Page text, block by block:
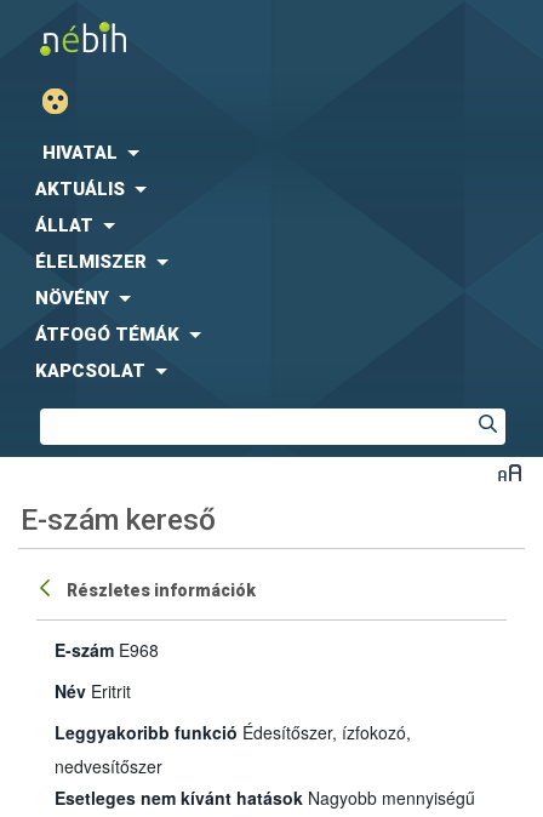
HIVATAL
AKTUÁLIS
ÁLLAT
ÉLELMISZER
NÖVÉNY
ÁTFOGÓ TÉMÁK
KAPCSOLAT
E-szám kereső
Részletes információk
E-szám E968
Név Eritrit
Leggyakoribb funkció
nedvesítőszer
Esetleges nem kívánt hatások